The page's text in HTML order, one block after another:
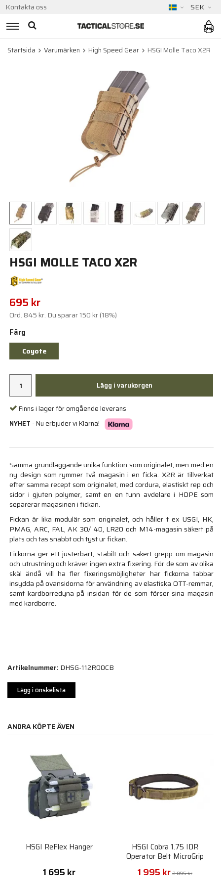
Kontakta oss SEK
Startsida Varumärken High Speed Gear HSGI Molle Taco X2R
HSGI MOLLE TACO X2R
695 kr
Ord. 845 kr. Du sparar150 kr(18%)
Färg
Coyote
Lägg i varukorgen
Finns i lager för omgående leverans
NYHET - Nu erbjuder vi Klarna!
Samma grundläggande unika funktion som originalet, men med en
ny design som rymmer två magasin i en ficka. X2R är tillverkat
efter samma recept som originalet, med cordura, elastiskt rep och
sidor i gjuten polymer, samt en en tunn avdelare i HDPE som
separerar magasinen i fickan.
Fickan är lika modulär som originalet, och håller t ex USGI, HK,
PMAG, ARC, FAL, AK 30/ 40, LR20 och M14-magasin säkert på
plats och tas snabbt och tyst ur fickan.
Fickorna ger ett justerbart, stabilt och säkert grepp om magasin
och utrustning och kräver ingen extra fixering. För de som av olika
skäl ändå vill ha fler fixeringsmöjligheter har fickorna tabbar
insydda på ovansidorna för användning av elastiska OTT-remmar,
samt kardborredyna på insidan för de som förser sina magasin
med kardborre.
Artikelnummer: DHSG-112R00CB
Lägg i önskelista
ANDRA KÖPTE ÄVEN
HSGI ReFlex Hanger
1 695 kr
HSGI Cobra 1.75 IDR
Operator Belt MicroGrip
1 995 kr 2 895 kr